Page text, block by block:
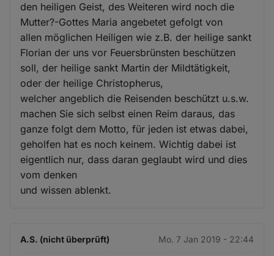
den heiligen Geist, des Weiteren wird noch die
Mutter?-Gottes Maria angebetet gefolgt von
allen möglichen Heiligen wie z.B. der heilige sankt
Florian der uns vor Feuersbrünsten beschützen
soll, der heilige sankt Martin der Mildtätigkeit,
oder der heilige Christopherus,
welcher angeblich die Reisenden beschützt u.s.w.
machen Sie sich selbst einen Reim daraus, das
ganze folgt dem Motto, für jeden ist etwas dabei,
geholfen hat es noch keinem. Wichtig dabei ist
eigentlich nur, dass daran geglaubt wird und dies
vom denken
und wissen ablenkt.
A.S. (nicht überprüft) Mo. 7 Jan 2019 - 22:44